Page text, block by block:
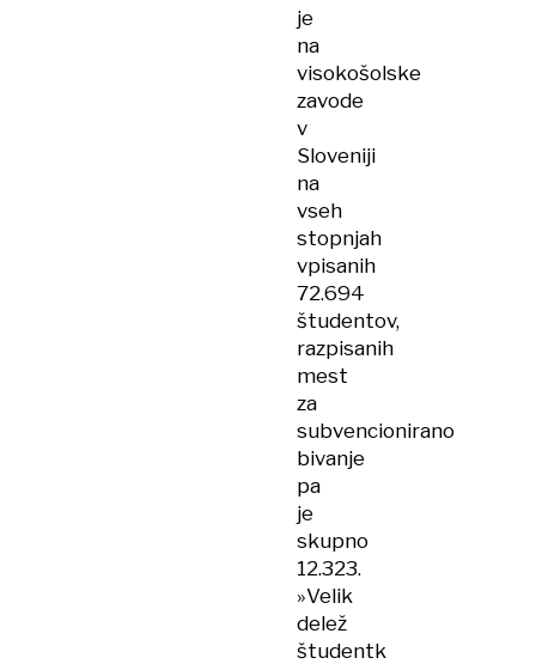
je
na
visokošolske
zavode
v
Sloveniji
na
vseh
stopnjah
vpisanih
72.694
študentov,
razpisanih
mest
za
subvencionirano
bivanje
pa
je
skupno
12.323.
»Velik
delež
študentk